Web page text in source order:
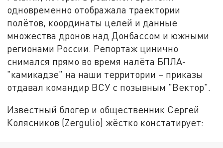
одновременно отображала траектории
полётов, координаты целей и данные
множества дронов над Донбассом и южными
регионами России. Репортаж цинично
снимался прямо во время налёта БПЛА-
"камикадзе" на наши территории – приказы
отдавал командир ВСУ с позывным "Вектор".
Известный блогер и общественник Сергей
Колясников (Zergulio) жёстко констатирует: